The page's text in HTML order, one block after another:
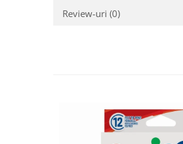
Review-uri (0)